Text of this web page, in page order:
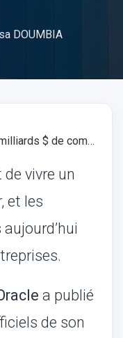
DOUMBIA
leur transition Cloud avec Ebenyx Technologies
vivre un
et les
a publié
de son